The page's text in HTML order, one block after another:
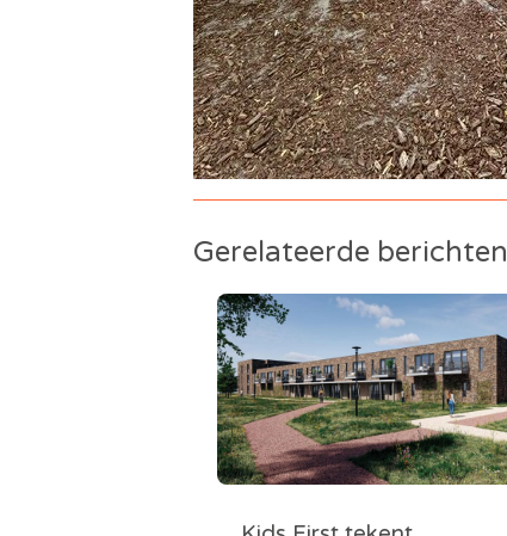
Gerelateerde berichten